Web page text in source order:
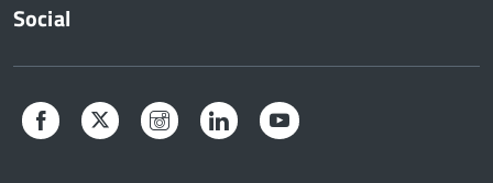
Social
Facebook Twitter Instagram LinkedIn